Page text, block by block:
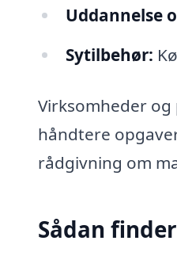
Uddannelse
Sytilbehør:
Virksomheder
håndtere
rådgivning om
Sådan